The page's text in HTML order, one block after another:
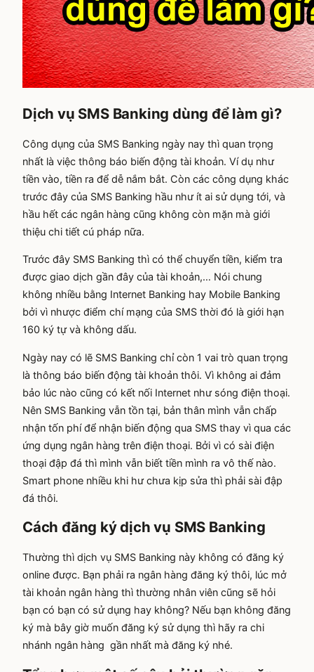
Dịch vụ SMS Banking dùng để làm gì?
Công dụng của SMS Banking ngày nay thì quan trọng
nhất là việc thông báo biến động tài khoản. Ví dụ như
tiền vào, tiền ra để dễ nắm bắt. Còn các công dụng khác
trước đây của SMS Banking hầu như ít ai sử dụng tới, và
hầu hết các ngân hàng cũng không còn mặn mà giới
thiệu chi tiết cú pháp nữa.
Trước đây SMS Banking thì có thể chuyển tiền, kiểm tra
được giao dịch gần đây của tài khoản,… Nói chung
không nhiều bằng Internet Banking hay Mobile Banking
bởi vì nhược điểm chí mạng của SMS thời đó là giới hạn
160 ký tự và không dấu.
Ngày nay có lẽ SMS Banking chỉ còn 1 vai trò quan trọng
là thông báo biến động tài khoản thôi. Vì không ai đảm
bảo lúc nào cũng có kết nối Internet như sóng điện thoại.
Nên SMS Banking vẫn tồn tại, bản thân mình vẫn chấp
nhận tốn phí để nhận biến động qua SMS thay vì qua các
ứng dụng ngân hàng trên điện thoại. Bởi vì có sài điện
thoại đập đá thì mình vẫn biết tiền mình ra vô thế nào.
Smart phone nhiều khi hư chưa kịp sửa thì phải sài đập
đá thôi.
Cách đăng ký dịch vụ SMS Banking
Thường thì dịch vụ SMS Banking này không có đăng ký
online được. Bạn phải ra ngân hàng đăng ký thôi, lúc mở
tài khoản ngân hàng thì thường nhân viên cũng sẽ hỏi
bạn có bạn có sử dụng hay không? Nếu bạn không đăng
ký mà bây giờ muốn đăng ký sử dụng thì hãy ra chi
nhánh ngân hàng gần nhất mà đăng ký nhé.